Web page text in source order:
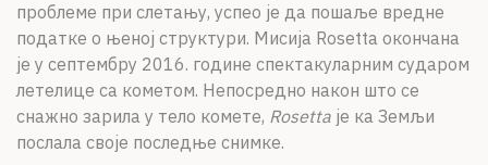
проблеме при слетању, успео је да пошаље вредне
податке о њеној структури. Мисија Rosetta окончана
је у септембру 2016. године спектакуларним сударом
летелице са кометом. Непосредно након што се
снажно зарила у тело комете, Rosetta је ка Земљи
послала своје последње снимке.